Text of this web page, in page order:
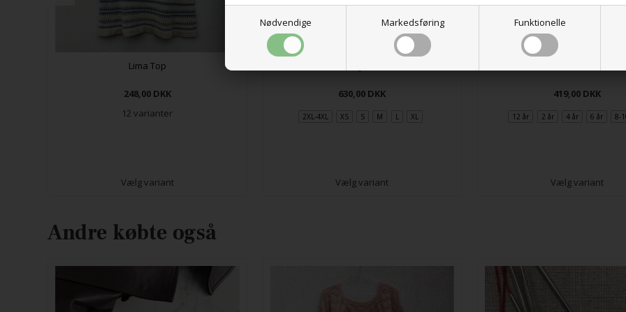
Nødvendige Markedsføring Funktionelle
Lima Top
248,00 DKK
12 varianter
Vælg variant
630,00 DKK
2XL-4XL XS S M L XL
Vælg variant
419,00 DKK
12 år 2 år 4 år 6 år 8-
Vælg variant
Andre købte også